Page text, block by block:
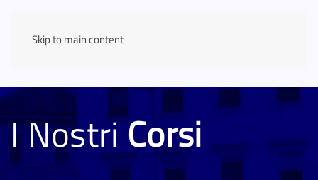
Skip to main content
I NostriCorsi